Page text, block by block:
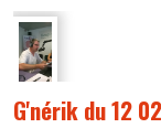
G'nérik du 12